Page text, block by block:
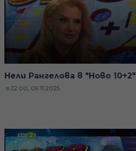
Нели Рангелова в "Ново 10+2"
22:00, 09.11.2025